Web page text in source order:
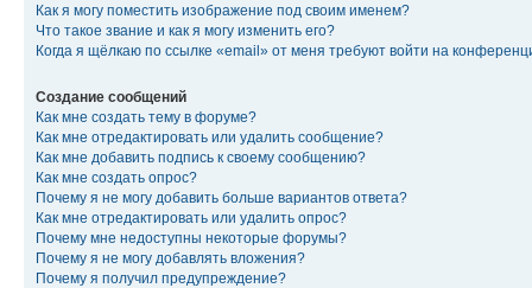
Как я могу поместить изображение под своим именем?
Что такое звание и как я могу изменить его?
Когда я щёлкаю по ссылке «email» от меня требуют войти на
Создание сообщений
Как мне создать тему в форуме?
Как мне отредактировать или удалить сообщение?
Как мне добавить подпись к своему сообщению?
Как мне создать опрос?
Почему я не могу добавить больше вариантов ответа?
Как мне отредактировать или удалить опрос?
Почему мне недоступны некоторые форумы?
Почему я не могу добавлять вложения?
Почему я получил предупреждение?